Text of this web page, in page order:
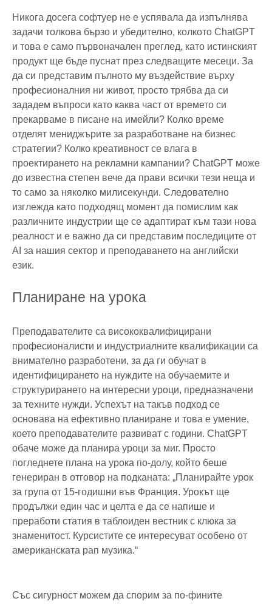
Никога досега софтуер не е успявала да изпълнява
задачи толкова бързо и убедително, колкото ChatGPT
и това е само първоначален преглед, като истинският
продукт ще бъде пуснат през следващите месеци. За
да си представим пълното му въздействие върху
професионалния ни живот, просто трябва да си
зададем въпроси като каква част от времето си
прекарваме в писане на имейли? Колко време
отделят мениджърите за разработване на бизнес
стратегии? Колко креативност се влага в
проектирането на рекламни кампании? ChatGPT може
до известна степен вече да прави всички тези неща и
то само за няколко милисекунди. Следователно
изглежда като подходящ момент да помислим как
различните индустрии ще се адаптират към тази нова
реалност и е важно да си представим последиците от
AI за нашия сектор и преподаването на английски
език.
Планиране на урока
Преподавателите са висококвалифицирани
професионалисти и индустриалните квалификации са
внимателно разработени, за да ги обучат в
идентифицирането на нуждите на обучаемите и
структурирането на интересни уроци, предназначени
за техните нужди. Успехът на такъв подход се
основава на ефективно планиране и това е умение,
което преподавателите развиват с години. ChatGPT
обаче може да планира уроци за миг. Просто
погледнете плана на урока по-долу, който беше
генериран в отговор на подканата: „Планирайте урок
за група от 15-годишни във Франция. Урокът ще
продължи един час и целта е да се напише и
преработи статия в таблоиден вестник с клюка за
знаменитост. Курсистите се интересуват особено от
американската рап музика.“
Със сигурност можем да спорим за по-фините